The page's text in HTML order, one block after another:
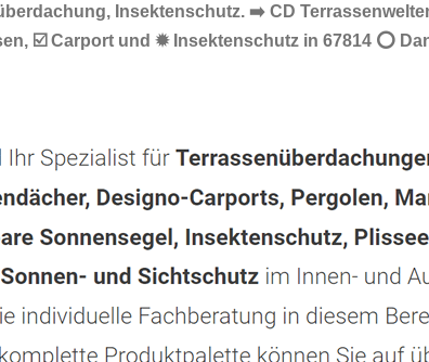
Insektenschutz. ➡️ CD
☑️ Carport und ✹ Insektenschutz in 67814 ⭕